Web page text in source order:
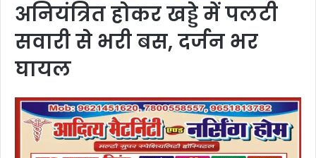
अनियंत्रित होकर खड्डे में पलटी
सवारी से भरी बस, दर्जन भर
घायल